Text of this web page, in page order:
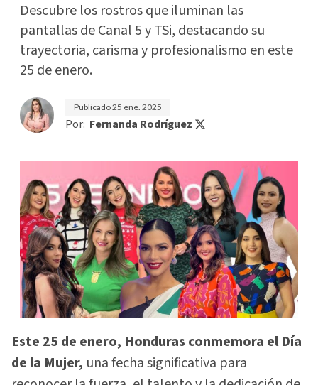
Descubre los rostros que iluminan las
pantallas de Canal 5 y TSi, destacando su
trayectoria, carisma y profesionalismo en este
25 de enero.
Publicado25 ene. 2025
Por: Fernanda Rodríguez
Este 25 de enero, Honduras conmemora el Día
de la Mujer, una fecha significativa para